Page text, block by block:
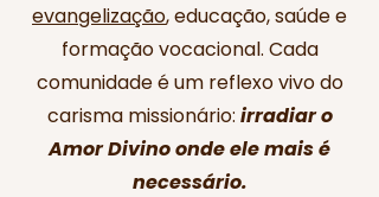
evangelização, educação, saúde e
formação vocacional. Cada
comunidade é um reflexo vivo do
carisma missionário: irradiar o
Amor Divino onde ele mais é
necessário.